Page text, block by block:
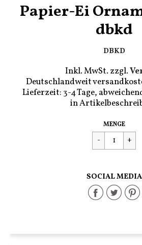
Papier-Ei
dbkd
DBKD
Inkl. MwSt. zzgl.
Deutschlandweit
Lieferzeit: 3-4 Tage,
in
Regulärer
Preis
€5,00
MENGE
SOCIAL MEDIA
Share